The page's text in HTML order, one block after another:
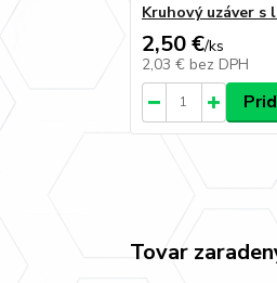
Kruhový uzáver s
2,50 €/ks
2,03 € bez DPH
Tovar